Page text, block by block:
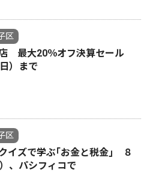
区
最大20％オフ決算セール
）まで
区
イズで学ぶ｢お金と税金｣ ８
、パシフィコで